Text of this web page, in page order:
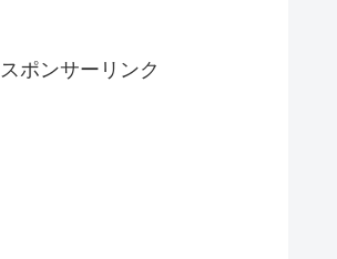
スポンサーリンク